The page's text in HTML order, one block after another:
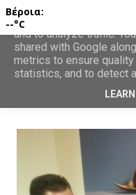
Βέροια:
--°C
This site uses cookies
and to analyze traffic.
shared with Google
metrics to ensure
statistics, and to detect